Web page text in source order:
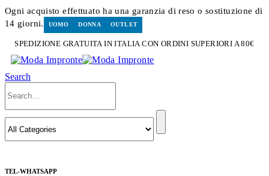
Ogni acquisto effettuato ha una garanzia di reso o sostituzione di
14 giorni.
UOMO DONNA OUTLET
SPEDIZIONE GRATUITA IN ITALIA CON ORDINI SUPERIORI A 80€
Search
TEL-WHATSAPP